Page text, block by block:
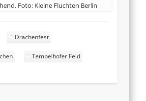
Foto: Kleine Fluchten Berlin
Drachenfest
Tempelhofer Feld